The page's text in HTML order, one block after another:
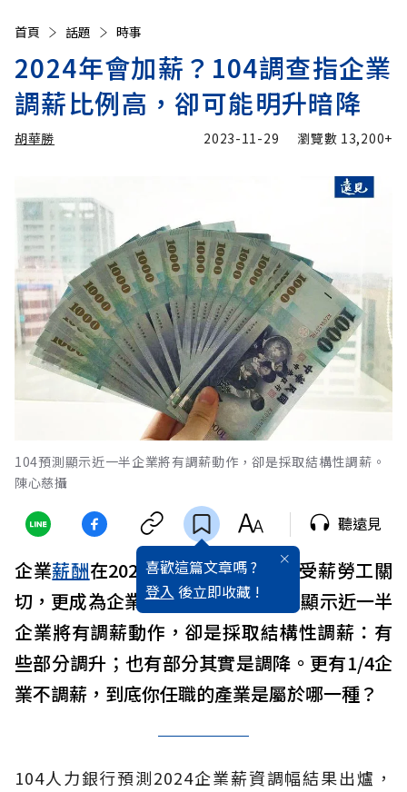
首頁 話題 時事
2024年會加薪？104調查指企業
調薪比例高，卻可能明升暗降
胡華勝 2023-11-29 瀏覽數 13,200+
104預測顯示近一半企業將有調薪動作，卻是採取結構性調薪。
陳心慈攝
喜歡這篇文章嗎 ?
登入 後立即收藏 !
聽遠見
企業薪酬在2024年怎麼調整，不僅受薪勞工關
切，更成為企業重要課題。104預測顯示近一半
企業將有調薪動作，卻是採取結構性調薪：有
些部分調升；也有部分其實是調降。更有1/4企
業不調薪，到底你任職的產業是屬於哪一種？
104人力銀行預測2024企業薪資調幅結果出爐，